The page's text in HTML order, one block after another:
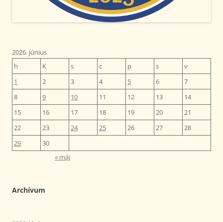
2026. június
h
K s c p s
v
1
2 3 4 5 6
7
8
9 10 11 12 13
14
15
16 17 18 19 20
21
22
23 24 25 26 27
28
29
30
« máj
Archívum